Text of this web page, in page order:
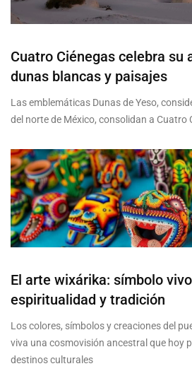
Cuatro Ciénegas celebra su
dunas blancas y paisajes
Las emblemáticas Dunas de Yeso,
del norte de México, consolidan a Cuatro
El arte wixárika: símbolo
espiritualidad y tradición
Los colores, símbolos y creaciones del
viva una cosmovisión ancestral que hoy
destinos culturales